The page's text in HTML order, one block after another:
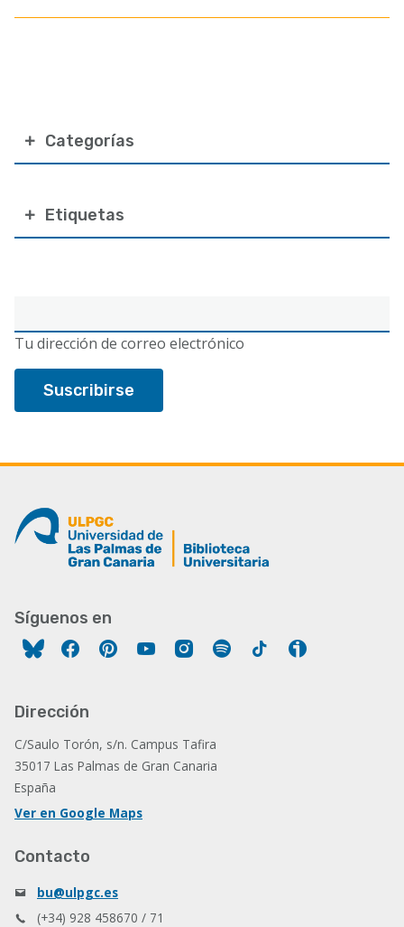
electrónico
Tu dirección de correo electrónico
Categorías
Etiquetas
Síguenos en
FacebookPinterestYouTubeInstagram
Spotify Tiktok
Dirección
C/Saulo Torón, s/n. Campus Tafira
35017 Las Palmas de Gran Canaria
España
Ver en Google Maps
Contacto
bu@ulpgc.es
(+34) 928 458670 / 71